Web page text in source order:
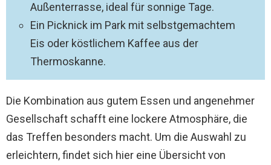
Außenterrasse, ideal für sonnige Tage.
Ein Picknick im Park mit selbstgemachtem
Eis oder köstlichem Kaffee aus der
Thermoskanne.
Die Kombination aus gutem Essen und angenehmer
Gesellschaft schafft eine lockere Atmosphäre, die
das Treffen besonders macht. Um die Auswahl zu
erleichtern, findet sich hier eine Übersicht von